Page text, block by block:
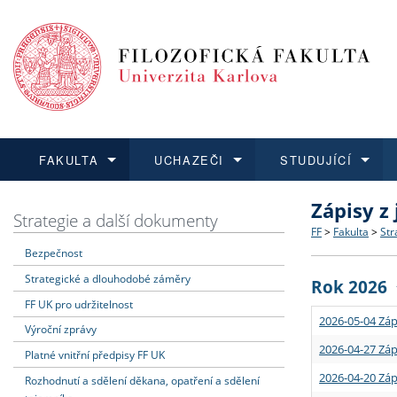
FAKULTA
Dozvědět se více
Struktura
Strategie
Podpora
UCHAZEČI
Podat přihlášku
Co
Učitelské
STUDUJÍCÍ
Dozvědět se více
Rigorózní
Dozvědět se více
O vědě a
Granty a
Dozvědět se více
Aktuální
Strategie a další dokumenty
Bezpečnost
Strategické a dlouhodobé záměry
FF UK pro udržitelnost
Výroční zprávy
Platné vnitřní předpisy FF UK
Rozhodnutí a sdělení děkana, opatření a sdělení
Zápisy
FF > Fakulta >
Rok 2026
2026-05-04
2026-04-27
2026-04-20